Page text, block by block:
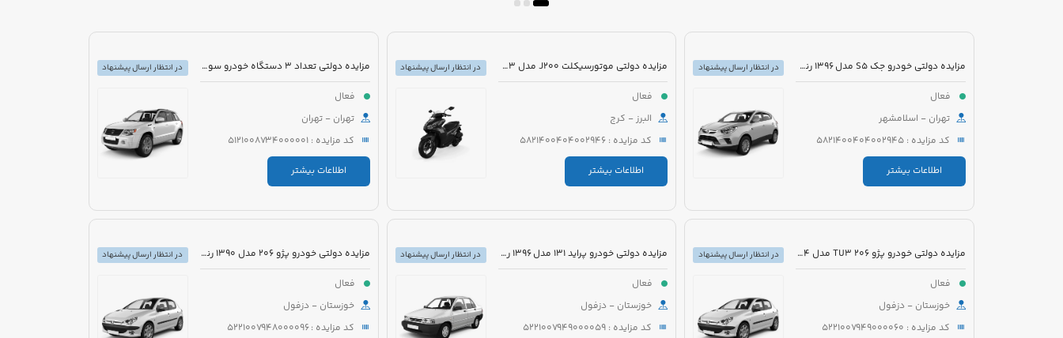
مزایده دولتی خودرو جک S5 مدل 1396 رنگ سفید
فعال
تهران - اسلامشهر
کد مزایده : 5821400404002945
اطلاعات بیشتر
در انتظار ارسال پیشنهاد
مزایده دولتی موتورسیکلت J200 مدل 1403 رنگ بادمجانی
فعال
البرز - کرج
کد مزایده : 5821400404002946
اطلاعات بیشتر
در انتظار ارسال پیشنهاد
مزایده دولتی تعداد 3 دستگاه خودرو سواری
فعال
تهران - تهران
کد مزایده : 5121008734000001
اطلاعات بیشتر
در انتظار ارسال پیشنهاد
مزایده دولتی خودرو پژو 206 TU3 مدل 1394 رنگ سفید
فعال
خوزستان - دزفول
کد مزایده : 5221007949000060
در انتظار ارسال پیشنهاد
مزایده دولتی خودرو پراید 131 مدل 1396 رنگ سفید
فعال
خوزستان - دزفول
کد مزایده : 5221007949000059
در انتظار ارسال پیشنهاد
مزایده دولتی خودرو پژو 206 مدل 1390 رنگ سفید
فعال
خوزستان - دزفول
کد مزایده : 5221007948000096
در انتظار ارسال پیشنهاد